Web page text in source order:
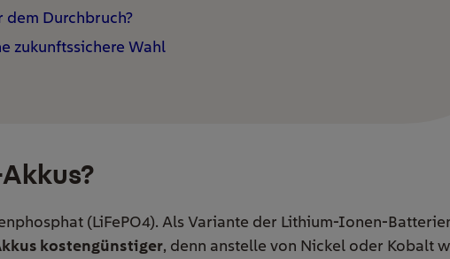
dem Durchbruch?
zukunftssichere Wahl
(LiFePO4). Als Variante der Lithium-Ionen-
kostengünstiger, denn anstelle von Nickel oder Kobalt